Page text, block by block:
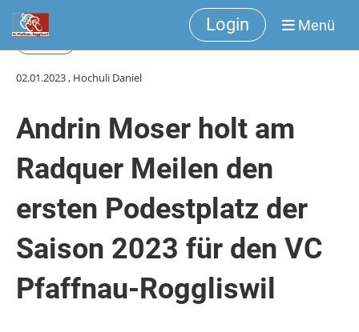
Login Menü
02.01.2023, Hochuli Daniel
Andrin Moser holt am
Radquer Meilen den
ersten Podestplatz der
Saison 2023 für den VC
Pfaffnau-Roggliswil